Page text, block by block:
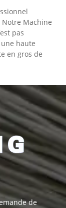
Machine
pas
haute
en gros de
de